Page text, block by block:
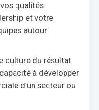
qualités
et votre
autour
culture du résultat
à développer
d’un secteur ou